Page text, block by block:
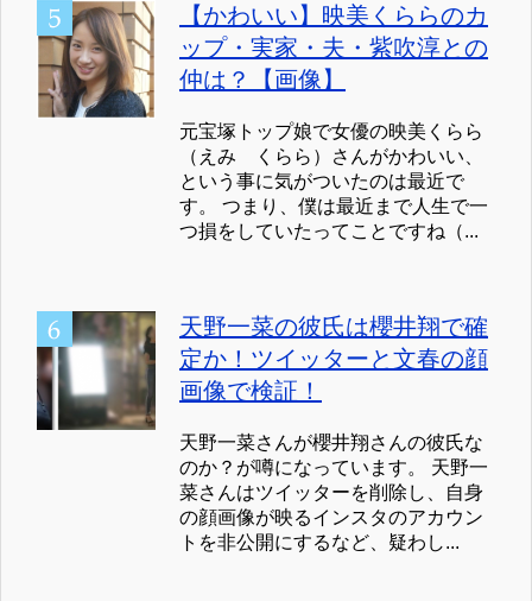
【かわいい】映美くららのカ
ップ・実家・夫・紫吹淳との
仲は？【画像】
元宝塚トップ娘で女優の映美くらら
（えみ くらら）さんがかわいい、
という事に気がついたのは最近で
す。 つまり、僕は最近まで人生で一
つ損をしていたってことですね（...
天野一菜の彼氏は櫻井翔で確
定か！ツイッターと文春の顔
画像で検証！
天野一菜さんが櫻井翔さんの彼氏な
のか？が噂になっています。 天野一
菜さんはツイッターを削除し、自身
の顔画像が映るインスタのアカウン
トを非公開にするなど、疑わし...